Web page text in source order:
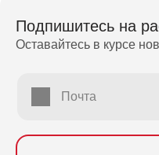
Подпишитесь на
Оставайтесь в курсе